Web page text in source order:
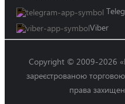
Viber
Copyright © 2009-2026
зареєстрованою
права